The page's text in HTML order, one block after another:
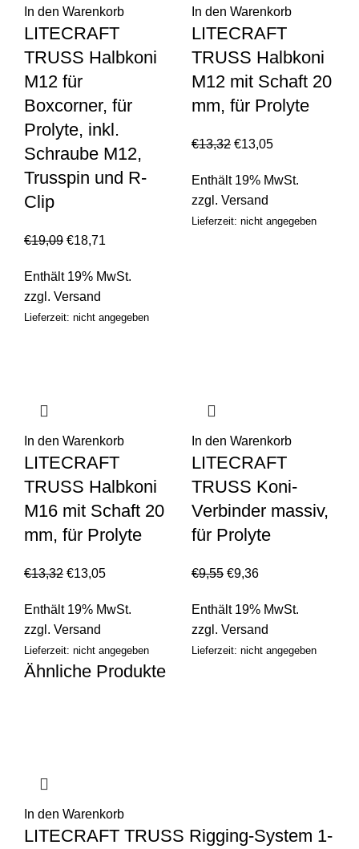
In den Warenkorb
LITECRAFT
TRUSS Halbkoni
M12 für
Boxcorner, für
Prolyte, inkl.
Schraube M12,
Trusspin und R-
Clip
€19,09 €18,71
Enthält 19% MwSt.
zzgl. Versand
Lieferzeit: nicht angegeben
In den Warenkorb
LITECRAFT
TRUSS Halbkoni
M12 mit Schaft 20
mm, für Prolyte
€13,32 €13,05
Enthält 19% MwSt.
zzgl. Versand
Lieferzeit: nicht angegeben
In den Warenkorb
LITECRAFT
TRUSS Halbkoni
M16 mit Schaft 20
mm, für Prolyte
€13,32 €13,05
Enthält 19% MwSt.
zzgl. Versand
Lieferzeit: nicht angegeben
In den Warenkorb
LITECRAFT
TRUSS Koni-
Verbinder massiv,
für Prolyte
€9,55 €9,36
Enthält 19% MwSt.
zzgl. Versand
Lieferzeit: nicht angegeben
Ähnliche Produkte
In den Warenkorb
LITECRAFT TRUSS Rigging-System 1-